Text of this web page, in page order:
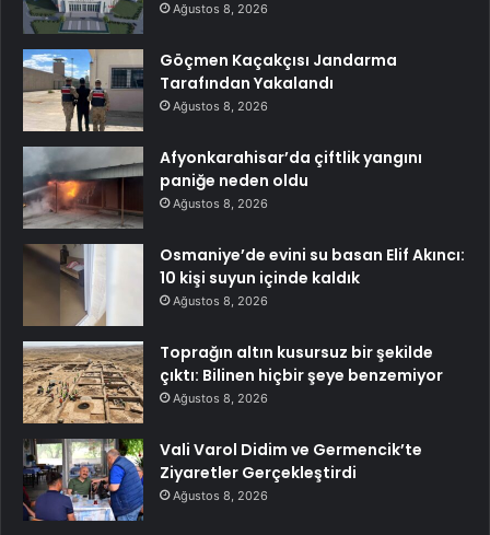
Ağustos 8, 2026
Göçmen Kaçakçısı Jandarma
Tarafından Yakalandı
Ağustos 8, 2026
Afyonkarahisar’da çiftlik yangını
paniğe neden oldu
Ağustos 8, 2026
Osmaniye’de evini su basan Elif Akıncı:
10 kişi suyun içinde kaldık
Ağustos 8, 2026
Toprağın altın kusursuz bir şekilde
çıktı: Bilinen hiçbir şeye benzemiyor
Ağustos 8, 2026
Vali Varol Didim ve Germencik’te
Ziyaretler Gerçekleştirdi
Ağustos 8, 2026